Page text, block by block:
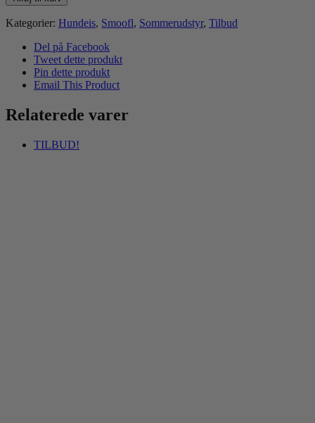
small
antal
Kategorier: Hundeis, Smoofl, Sommerudstyr, Tilbud
Del på Facebook
Tweet dette produkt
Pin dette produkt
Email This Product
Relaterede varer
TILBUD!